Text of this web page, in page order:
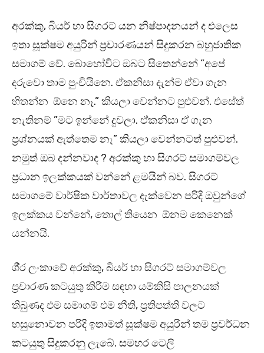
අරක්කු, බියර් හා සිගරට් යන නිෂ්පාදනයන් ද එලෙස
ඉතා සූක්ෂම අයුරින් ප‍්‍රචාරණයන් සිදුකරන බහුජාතික
සමාගම් වේ. බොහෝවිට ඔබට සිතෙන්නේ ”අපේ
දරුවො තාම පුංචියිනෙ. ඒකනිසා දැන්ම ඒවා ගැන
හිතන්න ඕනෙ නෑ.” කියලා වෙන්නට පුළුවන්. එසේත්
නැතිනම් ”මට ඉන්නේ දුවලා. ඒකනිසා ඒ ගැන
ප‍්‍රශ්නයක් ඇත්තෙම නෑ” කියලා වෙන්නටත් පුළුවන්.
නමුත් ඔබ දන්නවාද ? අරක්කු හා සිගරට් සමාගම්වල
ප‍්‍රධාන ඉලක්කයක් වන්නේ ළමයින් බව. සිගරට්
සමාගමේ වාර්ෂික වාර්තාවල දැක්වෙන පරිදි ඔවුන්ගේ
ඉලක්කය වන්නේ, තොල් තියෙන ඕනම කෙනෙක්
යන්නයි.
ශී‍්‍ර ලංකාවේ අරක්කු, බියර් හා සිගරට් සමාගම්වල
ප‍්‍රචාරණ කටයුතු කිරීම සඳහා යම්කිසි පාලනයක්
තිබුණද එම සමාගම් එම නීති, ප‍්‍රතිපත්ති වලට
හසුනොවන පරිදි ඉතාමත් සූක්ෂම අයුරින් තම ප‍්‍රවර්ධන
කටයුතු සිදුකරනු ලැබේ. සමහර ටෙලි